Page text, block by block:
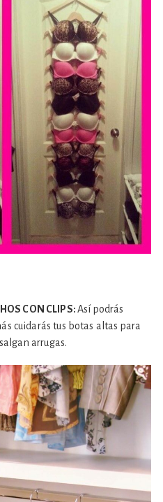
CON CLIPS:Así podrás
cuidarás tus botas altas para
arrugas.